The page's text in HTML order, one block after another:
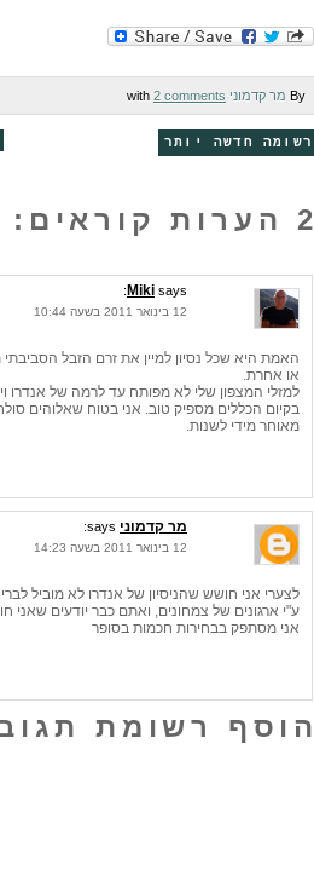
By מר קדמוני 2 comments
רשומה חדשה יותר
2 הערות קוראים:
Miki says:
12 בינואר 2011 בשעה 10:44
האמת היא שכל נסיון למיין את זרם הזבל הסביבתי
או אחרת.
מאוחר מידי לשנות.
מר קדמוני says:
12 בינואר 2011 בשעה 14:23
לצערי אני חושש שהניסיון של אנדרו לא מוביל
ע"י ארגונים של צמחונים, ואתם כבר יודעים
אני מסתפק בבחירות חכמות בסופר
הוסף רשומת